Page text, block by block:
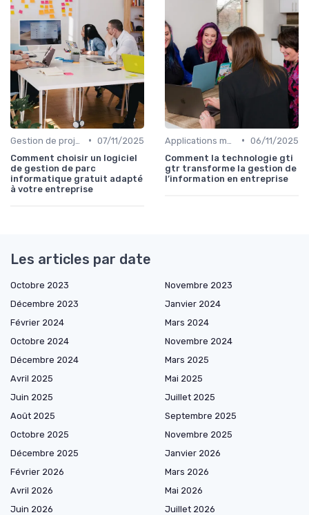
• 07/11/2025
Comment choisir un logiciel
de gestion de parc
informatique gratuit adapté
à votre entreprise
• 06/11/2025
Comment la technologie gti
gtr transforme la gestion de
l’information en entreprise
Les articles par date
Octobre 2023
Novembre 2023
Décembre 2023
Janvier 2024
Février 2024
Mars 2024
Octobre 2024
Novembre 2024
Décembre 2024
Mars 2025
Avril 2025
Mai 2025
Juin 2025
Juillet 2025
Août 2025
Septembre 2025
Octobre 2025
Novembre 2025
Décembre 2025
Janvier 2026
Février 2026
Mars 2026
Avril 2026
Mai 2026
Juin 2026
Juillet 2026